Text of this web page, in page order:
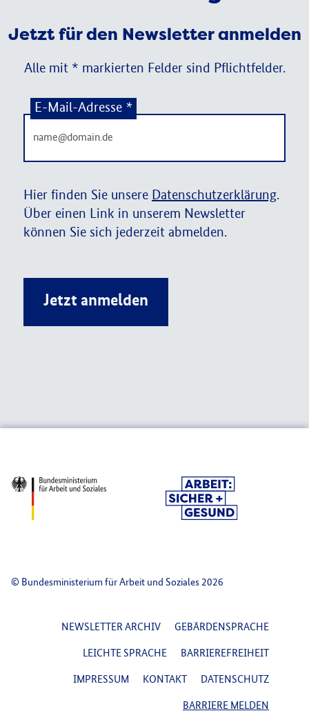
Jetzt für den Newsletter anmelden
Alle mit * markierten Felder sind Pflichtfelder.
E-Mail-Adresse *
Hier finden Sie unsere Datenschutzerklärung.
Über einen Link in unserem Newsletter
können Sie sich jederzeit abmelden.
Jetzt anmelden
© Bundesministerium für Arbeit und Soziales 2026
FOOTER NAVIGATION
NEWSLETTER ARCHIV GEBÄRDENSPRACHE
LEICHTE SPRACHE BARRIEREFREIHEIT
IMPRESSUM KONTAKT DATENSCHUTZ
BARRIERE MELDEN